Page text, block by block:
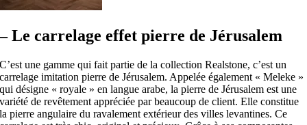
– Le carrelage effet pierre de Jérusalem
C’est une gamme qui fait partie de la collection Realstone, c’est un
carrelage imitation pierre de Jérusalem. Appelée également « Meleke »
qui désigne « royale » en langue arabe, la pierre de Jérusalem est une
variété de revêtement appréciée par beaucoup de client. Elle constitue
la pierre angulaire du ravalement extérieur des villes levantines. Ce